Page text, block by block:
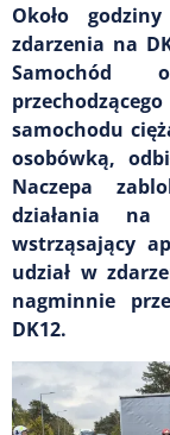
Około
zdarzenia na
Samochód
samochodu
osobówką,
Naczepa
działania
wstrząsający
udział w
nagminnie
DK12.